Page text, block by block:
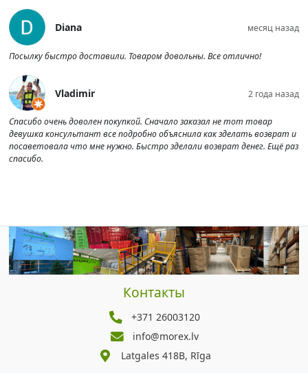
Diana месяц назад
Посылку быстро доставили. Товаром довольны. Все отлично!
Vladimir 2 года назад
Спасибо очень доволен покупкой. Сначало заказал не тот товар
девушка консультант все подробно объяснила как зделать возврат и
посаветовала что мне нужно. Быстро зделали возврат денег. Ещё раз
спасибо.
Контакты
+371 26003120
info@morex.lv
Latgales 418B, Rīga